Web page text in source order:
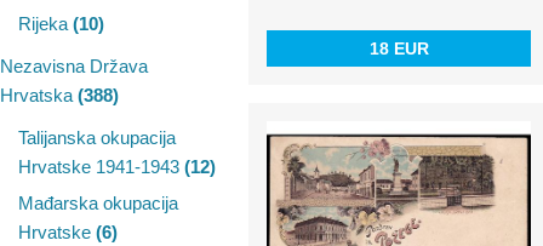
Rijeka (10)
Nezavisna Država
Hrvatska (388)
Talijanska okupacija
Hrvatske 1941-1943 (12)
Mađarska okupacija
Hrvatske (6)
18 EUR